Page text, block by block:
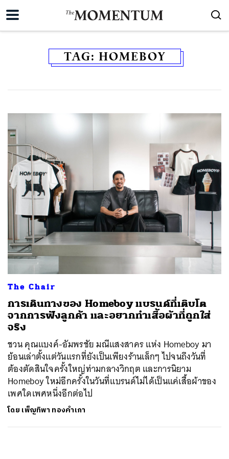
TAG: HOMEBOY
The Chair
การเดินทางของ Homeboy แบรนด์ที่เติบโต
จากการฟังลูกค้า และอยากทำเสื้อผ้าที่ถูกใส่
จริง
ชวน คุณแบงค์-อัมพรชัย มณีแสงสาคร แห่ง Homeboy มา
ย้อนเล่าตั้งแต่วันแรกที่ยังเป็นเพียงร้านเล็กๆ ไปจนถึงวันที่
ต้องตัดสินใจครั้งใหญ่ท่ามกลางวิกฤต และการนิยาม
Homeboy ใหม่อีกครั้งในวันที่แบรนด์ไม่ได้เป็นแค่เสื้อผ้าของ
เพศใดเพศหนึ่งอีกต่อไป
โดย เพ็ญทิพา ทองคำเภา
SHARE